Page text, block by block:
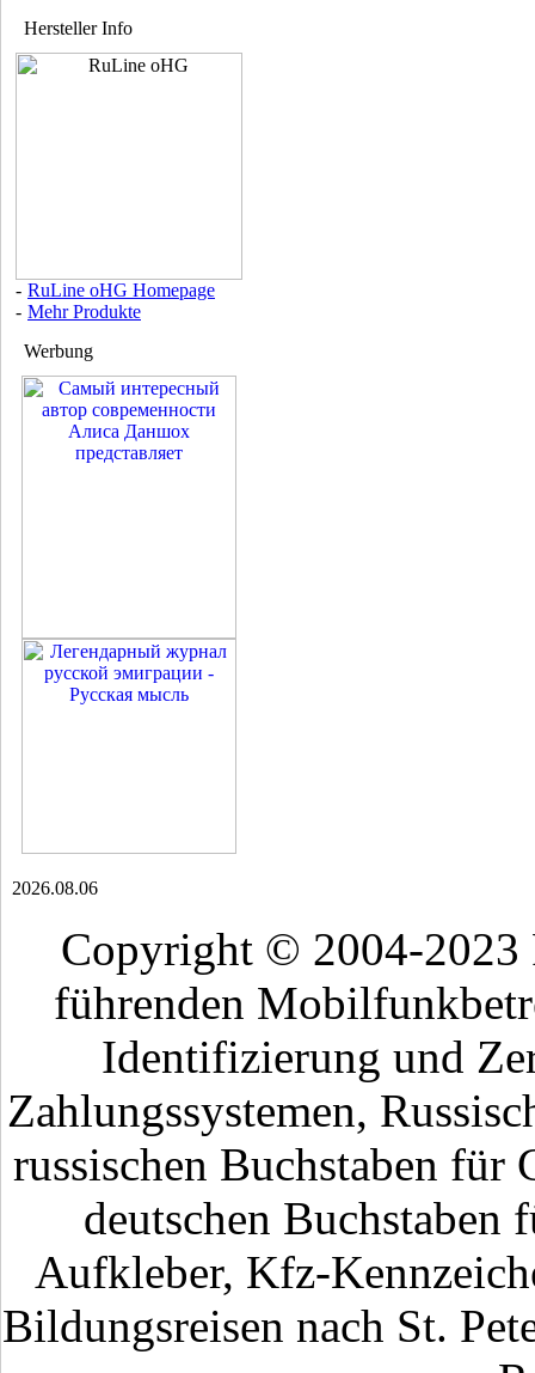
Hersteller Info
- RuLine oHG Homepage
- Mehr Produkte
Werbung
2026.08.06
Copyright © 2004-
führenden
Identifizierung und
Zahlungssystemen,
russischen Buchstaben für
deutschen Buchstaben
Aufkleber, Kfz-
Bildungsreisen nach St.